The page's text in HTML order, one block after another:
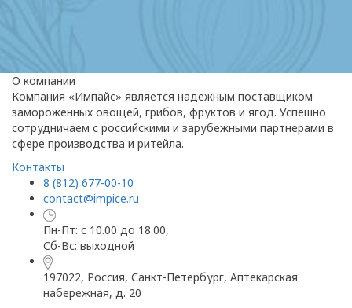
О компании
Компания «Импайс» является надежным поставщиком
замороженных овощей, грибов, фруктов и ягод. Успешно
сотрудничаем с российскими и зарубежными партнерами в
сфере производства и ритейла.
Контакты
8 (812) 677-00-10
contact@impice.ru
Пн-Пт: с 10.00 до 18.00,
Сб-Вс: выходной
197022, Россия, Санкт-Петербург, Аптекарская
набережная, д. 20